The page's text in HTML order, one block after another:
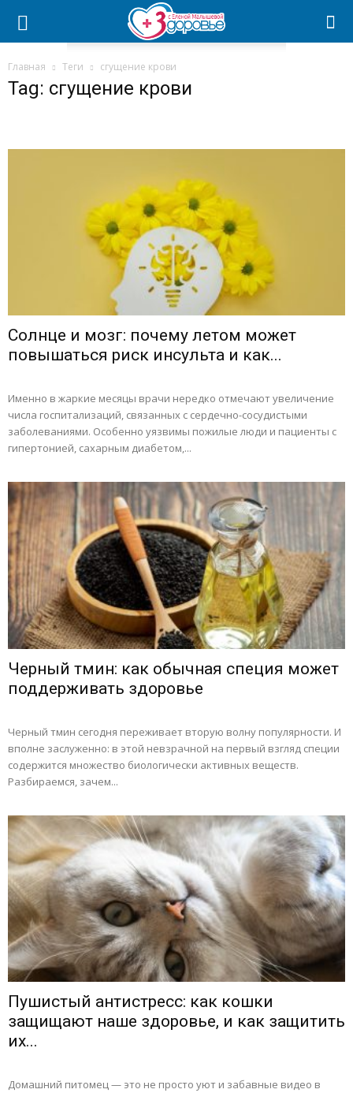
Главная Теги сгущение крови
Tag: сгущение крови
Солнце и мозг: почему летом может
повышаться риск инсульта и как...
Именно в жаркие месяцы врачи нередко отмечают увеличение
числа госпитализаций, связанных с сердечно-сосудистыми
заболеваниями. Особенно уязвимы пожилые люди и пациенты с
гипертонией, сахарным диабетом,...
Черный тмин: как обычная специя может
поддерживать здоровье
Черный тмин сегодня переживает вторую волну популярности. И
вполне заслуженно: в этой невзрачной на первый взгляд специи
содержится множество биологически активных веществ.
Разбираемся, зачем...
Пушистый антистресс: как кошки
защищают наше здоровье, и как защитить
их...
Домашний питомец — это не просто уют и забавные видео в